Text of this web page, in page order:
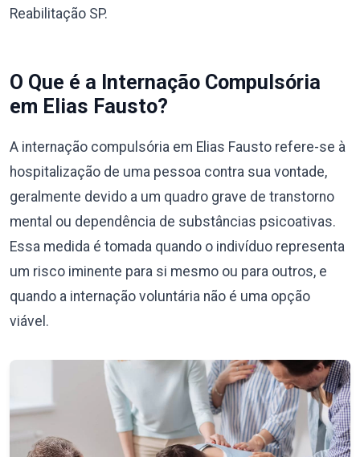
Reabilitação SP.
O Que é a Internação Compulsória
em Elias Fausto?
A internação compulsória em Elias Fausto refere-se à
hospitalização de uma pessoa contra sua vontade,
geralmente devido a um quadro grave de transtorno
mental ou dependência de substâncias psicoativas.
Essa medida é tomada quando o indivíduo representa
um risco iminente para si mesmo ou para outros, e
quando a internação voluntária não é uma opção
viável.